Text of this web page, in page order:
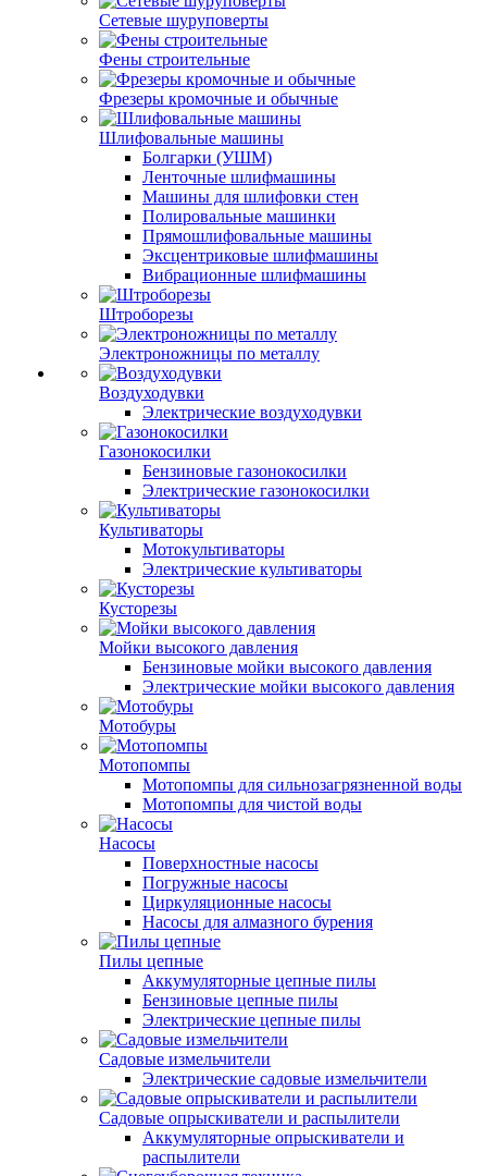
Сетевые шуруповерты
Фены строительные
Фрезеры кромочные и обычные
Шлифовальные машины
Болгарки (УШМ)
Ленточные шлифмашины
Машины для шлифовки стен
Полировальные машинки
Прямошлифовальные машины
Эксцентриковые шлифмашины
Вибрационные шлифмашины
Штроборезы
Электроножницы по металлу
Воздуходувки
Электрические воздуходувки
Газонокосилки
Бензиновые газонокосилки
Электрические газонокосилки
Культиваторы
Мотокультиваторы
Электрические культиваторы
Кусторезы
Мойки высокого давления
Бензиновые мойки высокого давления
Электрические мойки высокого давления
Мотобуры
Мотопомпы
Мотопомпы для сильнозагрязненной воды
Мотопомпы для чистой воды
Насосы
Поверхностные насосы
Погружные насосы
Циркуляционные насосы
Насосы для алмазного бурения
Пилы цепные
Аккумуляторные цепные пилы
Бензиновые цепные пилы
Электрические цепные пилы
Садовые измельчители
Электрические садовые измельчители
Садовые опрыскиватели и распылители
Аккумуляторные опрыскиватели и
распылители